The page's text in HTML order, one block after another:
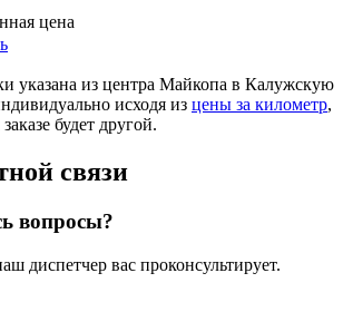
цена
указана из центра Майкопа в Калужскую
исходя из цены за километр,
будет другой.
связи
вопросы?
диспетчер вас проконсультирует.